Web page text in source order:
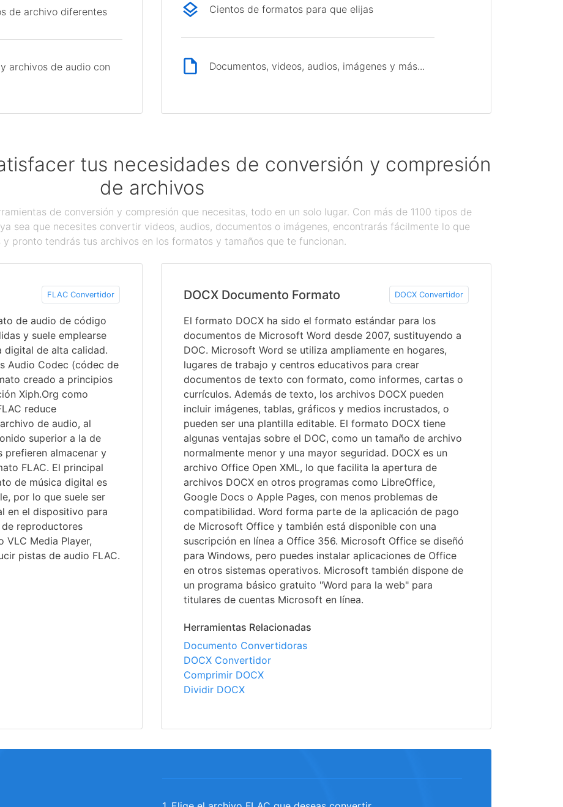
de archivo diferentes
archivos de audio con
Cientos de formatos para que elijas
Documentos, videos, audios, imágenes y más...
tus necesidades de conversión y compresión
de archivos
de conversión y compresión que necesitas, todo en un solo lugar. Con más de 1100 tipos de
sea que necesites convertir videos, audios, documentos o imágenes, encontrarás fácilmente lo que
y pronto tendrás tus archivos en los formatos y tamaños que te funcionan.
FLAC Convertidor
de audio de código
y suele emplearse
digital de alta calidad.
Audio Codec (códec de
creado a principios
Xiph.Org como
reduce
de audio, al
superior a la de
prefieren almacenar y
FLAC. El principal
de música digital es
por lo que suele ser
en el dispositivo para
reproductores
Media Player,
pistas de audio FLAC.
DOCX Documento Formato DOCX Convertidor
El formato DOCX ha sido el formato estándar para los
documentos de Microsoft Word desde 2007, sustituyendo a
DOC. Microsoft Word se utiliza ampliamente en hogares,
lugares de trabajo y centros educativos para crear
documentos de texto con formato, como informes, cartas o
currículos. Además de texto, los archivos DOCX pueden
incluir imágenes, tablas, gráficos y medios incrustados, o
pueden ser una plantilla editable. El formato DOCX tiene
algunas ventajas sobre el DOC, como un tamaño de archivo
normalmente menor y una mayor seguridad. DOCX es un
archivo Office Open XML, lo que facilita la apertura de
archivos DOCX en otros programas como LibreOffice,
Google Docs o Apple Pages, con menos problemas de
compatibilidad. Word forma parte de la aplicación de pago
de Microsoft Office y también está disponible con una
suscripción en línea a Office 356. Microsoft Office se diseñó
para Windows, pero puedes instalar aplicaciones de Office
en otros sistemas operativos. Microsoft también dispone de
un programa básico gratuito "Word para la web" para
titulares de cuentas Microsoft en línea.
Herramientas Relacionadas
Documento Convertidoras
DOCX Convertidor
Comprimir DOCX
Dividir DOCX